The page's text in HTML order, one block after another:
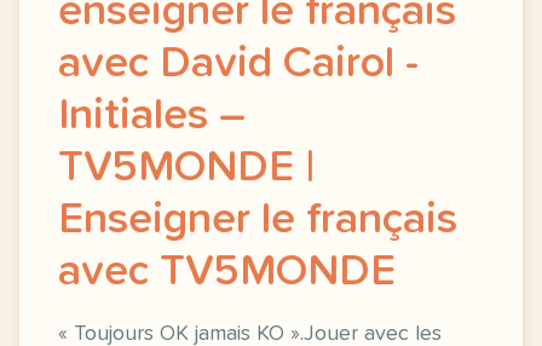
enseigner le français
avec David Cairol -
Initiales –
TV5MONDE |
Enseigner le français
avec TV5MONDE
« Toujours OK jamais KO ».Jouer avec les